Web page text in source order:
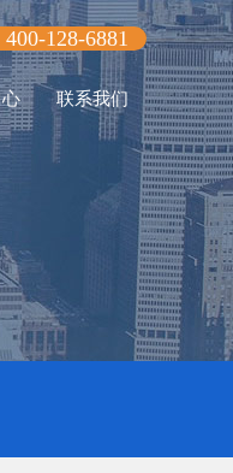
400-128-6881
联系我们